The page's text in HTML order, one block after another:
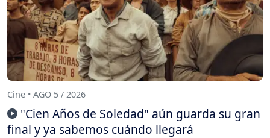
Cine • AGO 5 / 2026
"Cien Años de Soledad" aún guarda su gran
final y ya sabemos cuándo llegará